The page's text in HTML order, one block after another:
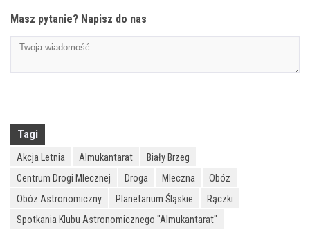
Masz pytanie? Napisz do nas
Tagi
Akcja Letnia Almukantarat
Biały Brzeg
Centrum Drogi Mlecznej
Droga Mleczna
Obóz
Obóz Astronomiczny
Planetarium Śląskie
Rączki
Spotkania Klubu Astronomicznego "Almukantarat"